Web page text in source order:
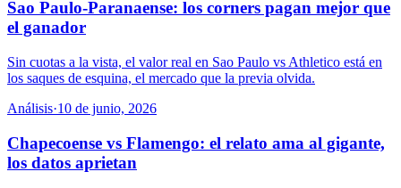
Sao Paulo-Paranaense: los corners pagan mejor que
el ganador
Sin cuotas a la vista, el valor real en Sao Paulo vs Athletico está en
los saques de esquina, el mercado que la previa olvida.
Análisis·10 de junio, 2026
Chapecoense vs Flamengo: el relato ama al gigante,
los datos aprietan